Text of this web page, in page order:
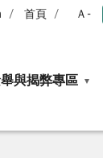
首頁 Ａ-
與揭弊專區